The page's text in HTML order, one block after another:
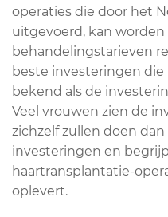
operaties die door het
uitgevoerd, kan
behandelingstarieven
beste investeringen die
bekend als de
Veel vrouwen zien de
zichzelf zullen doen dan
investeringen en
haartransplantatie-
oplevert.